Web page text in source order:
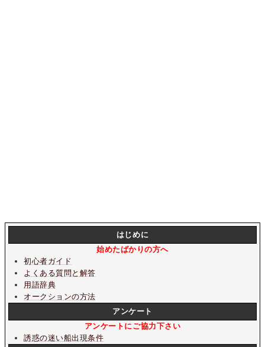
はじめに
始めたばかりの方へ
初心者ガイド
よくある質問と解答
用語辞典
オークションの方法
アンケート
アンケートにご協力下さい
誘惑の迷い船出現条件